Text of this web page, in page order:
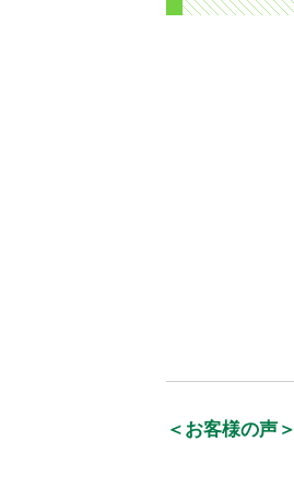
＜お客様の声＞